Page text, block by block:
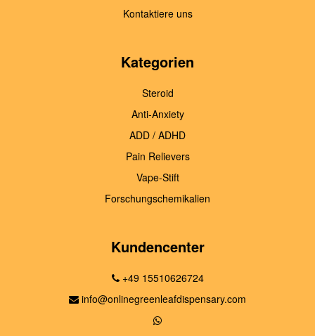
Kontaktiere uns
Kategorien
Steroid
Anti-Anxiety
ADD / ADHD
Pain Relievers
Vape-Stift
Forschungschemikalien
Kundencenter
+49 15510626724
info@onlinegreenleafdispensary.com